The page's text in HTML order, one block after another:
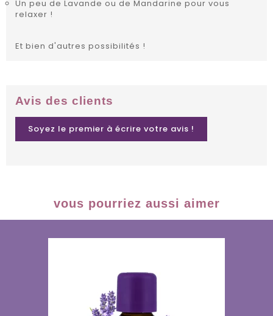
Un peu de Lavande ou de Mandarine pour vous
relaxer !
Et bien d'autres possibilités !
Avis des clients
Soyez le premier à écrire votre avis !
vous pourriez aussi aimer